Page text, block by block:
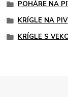
POHÁRE NA
KRÍGLE NA
KRÍGLE S